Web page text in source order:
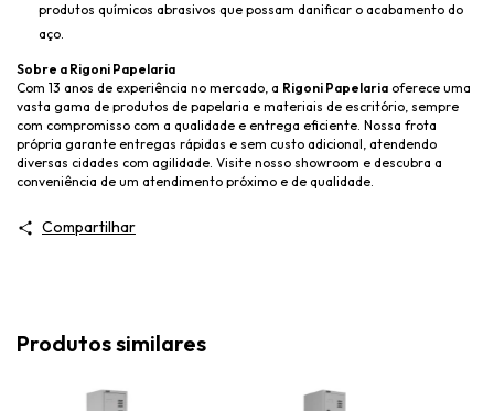
produtos químicos abrasivos que possam danificar o acabamento do
aço.
Sobre a Rigoni Papelaria
Com 13 anos de experiência no mercado, a Rigoni Papelaria oferece uma
vasta gama de produtos de papelaria e materiais de escritório, sempre
com compromisso com a qualidade e entrega eficiente. Nossa frota
própria garante entregas rápidas e sem custo adicional, atendendo
diversas cidades com agilidade. Visite nosso showroom e descubra a
conveniência de um atendimento próximo e de qualidade.
Compartilhar
Produtos similares